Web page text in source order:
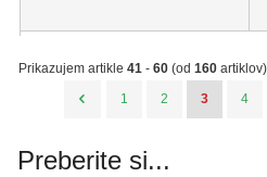
Prikazujem artikle 41 - 60 (od 160 artiklov)
1
2 3 4
Preberite si...